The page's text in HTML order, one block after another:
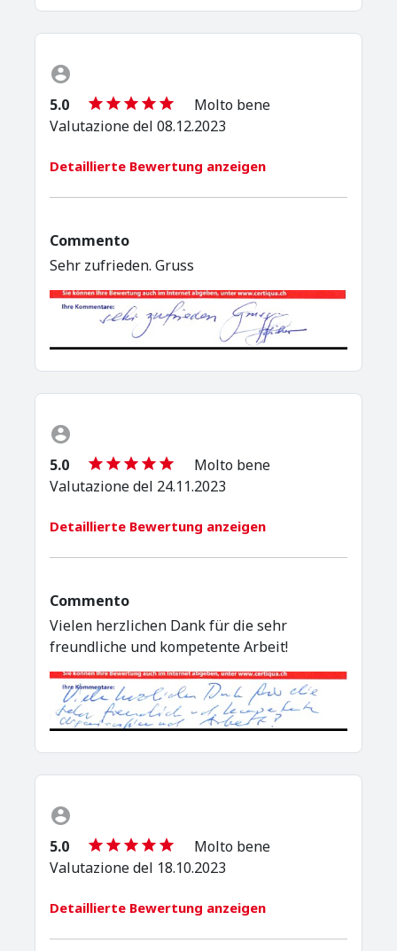
5.0
Molto bene
Valutazione del 08.12.2023
Detaillierte Bewertung anzeigen
Commento
Sehr zufrieden. Gruss
5.0
Molto bene
Valutazione del 24.11.2023
Detaillierte Bewertung anzeigen
Commento
Vielen herzlichen Dank für die sehr
freundliche und kompetente Arbeit!
5.0
Molto bene
Valutazione del 18.10.2023
Detaillierte Bewertung anzeigen